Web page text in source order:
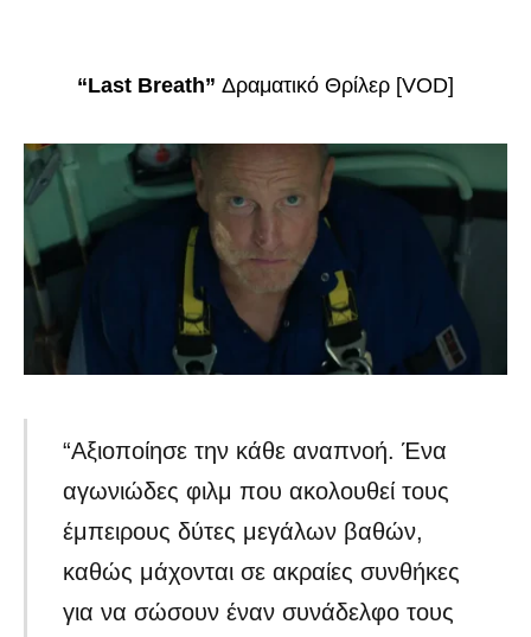
“Last Breath” Δραματικό Θρίλερ [VOD]
“Αξιοποίησε την κάθε αναπνοή. Ένα
αγωνιώδες φιλμ που ακολουθεί τους
έμπειρους δύτες μεγάλων βαθών,
καθώς μάχονται σε ακραίες συνθήκες
για να σώσουν έναν συνάδελφο τους